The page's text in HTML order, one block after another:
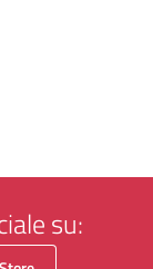
su: